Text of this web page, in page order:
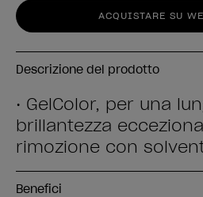
ACQUISTARE SU
Descrizione del prodotto
• GelColor, per una
brillantezza
rimozione con
Benefici